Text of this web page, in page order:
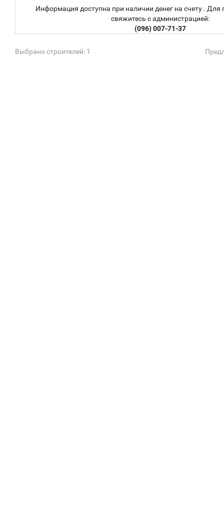
Информация доступна при наличии денег на счету . Для
свяжитесь с администрацией:
(096) 007-71-37
Выбрано строителей: 1